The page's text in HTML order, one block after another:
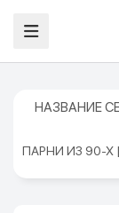
НАЗВАНИЕ
ПАРНИ ИЗ 90-Х |